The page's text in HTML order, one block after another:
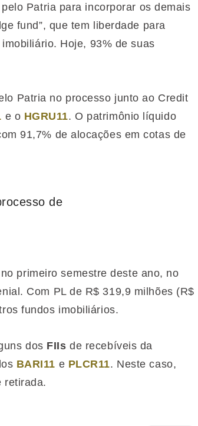
Patria para incorporar os demais
fund”, que tem liberdade para
Hoje, 93% de suas
Patria no processo junto ao Credit
e o HGRU11. O patrimônio líquido
91,7% de alocações em cotas de
de
primeiro semestre deste ano, no
Com PL de R$ 319,9 milhões (R$
fundos imobiliários.
dos FIIsde recebíveis da
BARI11 e PLCR11. Neste caso,
retirada.